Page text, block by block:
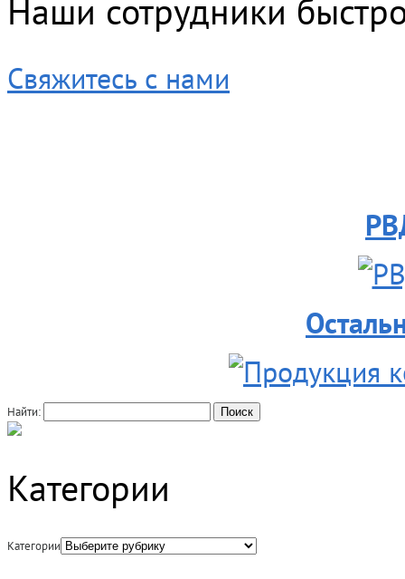
Наши сотрудники
Свяжитесь с нами
Найти:
Категории
Категории